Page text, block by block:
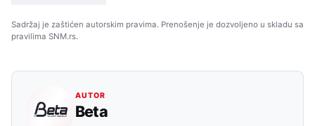
Sadržaj je zaštićen autorskim pravima. Prenošenje je dozvoljeno u skladu sa
pravilima SNM.rs.
AUTOR
Beta